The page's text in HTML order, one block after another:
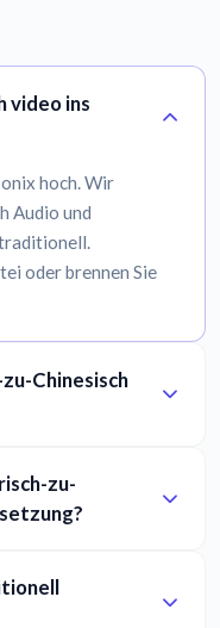
video ins
hoch. Wir
Audio und
traditionell.
oder brennen Sie
Chinesisch
zu-